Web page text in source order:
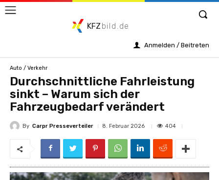
KFZ bild.de
Anmelden / Beitreten
Auto / Verkehr
Durchschnittliche Fahrleistung
sinkt – Warum sich der
Fahrzeugbedarf verändert
By Carpr Presseverteiler 8. Februar 2026 404